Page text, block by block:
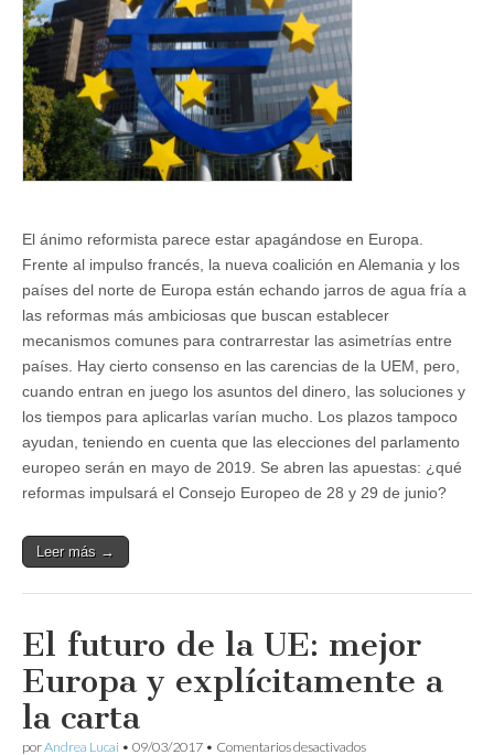
El ánimo reformista parece estar apagándose en Europa.
Frente al impulso francés, la nueva coalición en Alemania y los
países del norte de Europa están echando jarros de agua fría a
las reformas más ambiciosas que buscan establecer
mecanismos comunes para contrarrestar las asimetrías entre
países. Hay cierto consenso en las carencias de la UEM, pero,
cuando entran en juego los asuntos del dinero, las soluciones y
los tiempos para aplicarlas varían mucho. Los plazos tampoco
ayudan, teniendo en cuenta que las elecciones del parlamento
europeo serán en mayo de 2019. Se abren las apuestas: ¿qué
reformas impulsará el Consejo Europeo de 28 y 29 de junio?
Leer más →
El futuro de la UE: mejor
Europa y explícitamente a
la carta
porAndrea Lucai • 09/03/2017 • Comentarios desactivadosen